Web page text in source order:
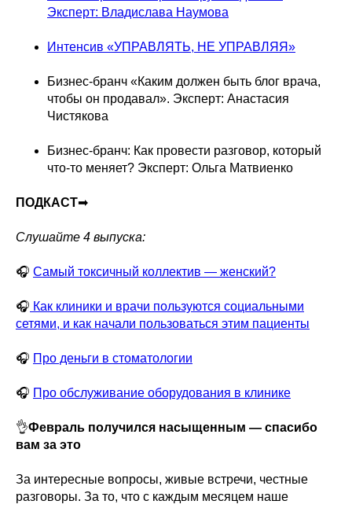
Эксперт: Владислава Наумова
Интенсив «УПРАВЛЯТЬ, НЕ УПРАВЛЯЯ»
Бизнес-бранч «Каким должен быть блог врача,
чтобы он продавал». Эксперт: Анастасия
Чистякова
Бизнес-бранч: Как провести разговор, который
что-то меняет? Эксперт: Ольга Матвиенко
ПОДКАСТ➡
Слушайте 4 выпуска:
🎧 Самый токсичный коллектив — женский?
🎧 Как клиники и врачи пользуются социальными
сетями, и как начали пользоваться этим пациенты
🎧 Про деньги в стоматологии
🎧 Про обслуживание оборудования в клинике
👌Февраль получился насыщенным — спасибо
вам за это
За интересные вопросы, живые встречи, честные
разговоры. За то, что с каждым месяцем наше